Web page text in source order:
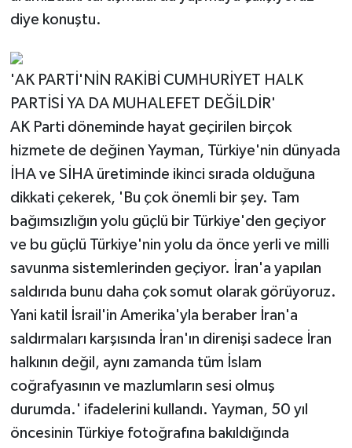
diye konuştu.
'AK PARTİ'NİN RAKİBİ CUMHURİYET HALK
PARTİSİ YA DA MUHALEFET DEĞİLDİR'
AK Parti döneminde hayat geçirilen birçok
hizmete de değinen Yayman, Türkiye'nin dünyada
İHA ve SİHA üretiminde ikinci sırada olduğuna
dikkati çekerek, 'Bu çok önemli bir şey. Tam
bağımsızlığın yolu güçlü bir Türkiye'den geçiyor
ve bu güçlü Türkiye'nin yolu da önce yerli ve milli
savunma sistemlerinden geçiyor. İran'a yapılan
saldırıda bunu daha çok somut olarak görüyoruz.
Yani katil İsrail'in Amerika'yla beraber İran'a
saldırmaları karşısında İran'ın direnişi sadece İran
halkının değil, aynı zamanda tüm İslam
coğrafyasının ve mazlumların sesi olmuş
durumda.' ifadelerini kullandı. Yayman, 50 yıl
öncesinin Türkiye fotoğrafına bakıldığında